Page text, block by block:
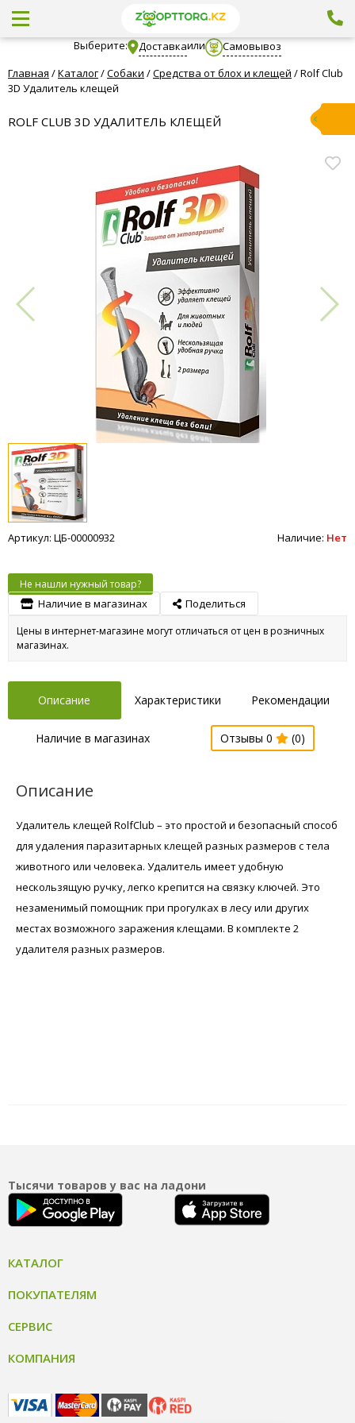
Выберите: Доставкаили
Самовывоз
Главная /Каталог/Собаки /Средства от блох и клещей /Rolf Club
3D Удалитель клещей
ROLF CLUB 3D УДАЛИТЕЛЬ КЛЕЩЕЙ
Артикул: ЦБ-00000932 Наличие: Нет
Не нашли нужный товар?
Наличие в магазинах Поделиться
Цены в интернет-магазине могут отличаться от цен в розничных
магазинах.
Описание Характеристики Рекомендации
Наличие в магазинах Отзывы 0 (0)
Описание
Удалитель клещей RolfClub – это простой и безопасный способ
для удаления паразитарных клещей разных размеров с тела
животного или человека. Удалитель имеет удобную
нескользящую ручку, легко крепится на связку ключей. Это
незаменимый помощник при прогулках в лесу или других
местах возможного заражения клещами. В комплекте 2
удалителя разных размеров.
Тысячи товаров у вас на ладони
КАТАЛОГ
ПОКУПАТЕЛЯМ
СЕРВИС
КОМПАНИЯ